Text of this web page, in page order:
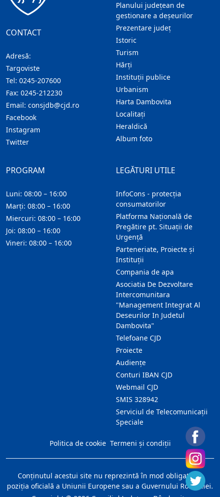
CONTACT
Adresă:
Targoviste
Tel: 0245-207600
Fax: 0245-212230
Email: consjdb@cjd.ro
Facebook
Instagram
Twitter
Planului județean de
gestionare a deșeurilor
Prezentare judeţ
Istoric
Turism
Hărţi
Instituţii publice
Urbanism
Harta Dambovita
Localitaţi
Heraldică
Album foto
LEGĂTURI UTILE
InfoCons - protecția
consumatorilor
Platforma Națională de
Pregătire pt. Situații de
Urgență
Parteneriate, Proiecte și
Instituții
Compania de apa
Asociatia De Dezvoltare
Intercomunitara
"Management Integrat Al
Deseurilor In Judetul
Dambovita"
Telefoane CJD
Proiecte
Audienţe
Conturi IBAN CJD
Webmail CJD
SMIS 328942
Serviciul de Telecomunicații
Speciale
PROGRAM
Luni: 08:00 – 16:00
Marți: 08:00 – 16:00
Miercuri: 08:00 – 16:00
Joi: 08:00 – 16:00
Vineri: 08:00 – 16:00
Politica de cookie Termeni și condiții
Conţinutul acestui site nu reprezintă în mod obligatoriu
poziţia oficială a Uniunii Europene sau a Guvernului României.